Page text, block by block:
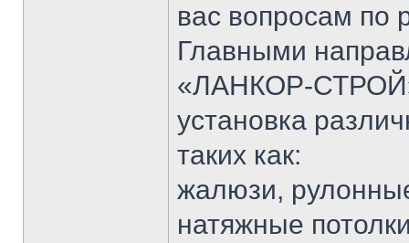
вас вопросам по
Главными
«ЛАНКОР-
установка
таких как:
жалюзи,
натяжные